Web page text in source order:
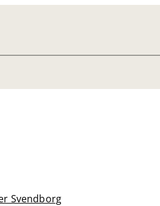
Svendborg